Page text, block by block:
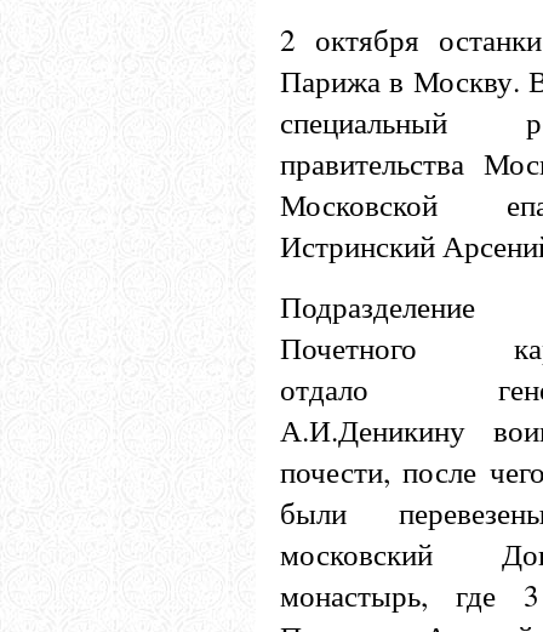
2 октября
Парижа в Москву.
специальный
правительства
Московской
Истринский
Подразделение
Почетного
отдало
А.И.Деникину
почести, после
были
московский
монастырь, где